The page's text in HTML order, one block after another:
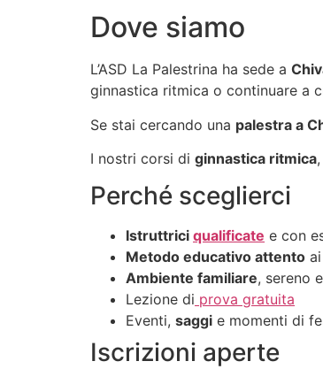
Dove siamo
L’ASD La Palestrina ha sede a
ginnastica ritmica o continuare a
Se stai cercando una palestra a
I nostri corsi di ginnastica ritmica,
Perché sceglierci
Istruttrici qualificate e con
Metodo educativo attento
Ambiente familiare, sereno
Lezione di prova gratuita
Eventi, saggi e momenti di
Iscrizioni aperte